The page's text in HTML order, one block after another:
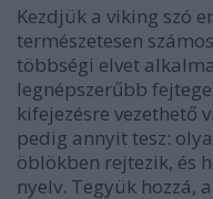
Kezdjük a viking szó
természetesen
többségi elvet
legnépszerűbb
kifejezésre vezethető
pedig annyit tesz:
öblökben rejtezik, és
nyelv. Tegyük hozzá,